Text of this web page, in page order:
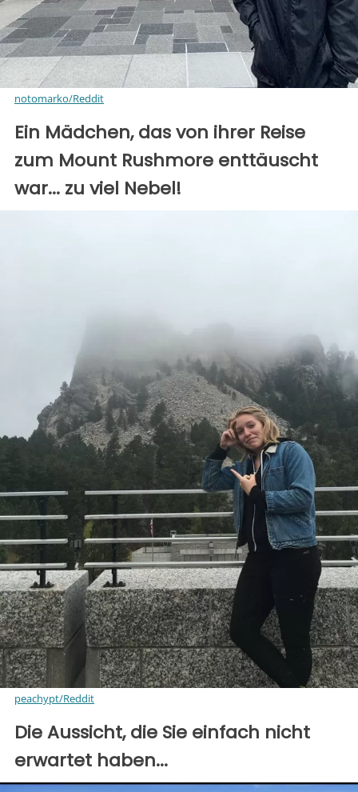
notomarko/Reddit
Ein Mädchen, das von ihrer Reise
zum Mount Rushmore enttäuscht
war... zu viel Nebel!
peachypt/Reddit
Die Aussicht, die Sie einfach nicht
erwartet haben...